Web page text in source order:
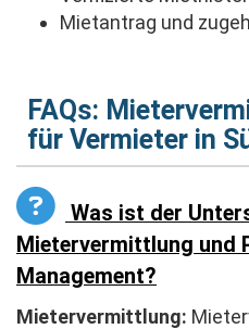
Mietantrag und
FAQs:
für Vermieter in
Was ist der
Mietervermittlung und
Management?
Mietervermittlung: